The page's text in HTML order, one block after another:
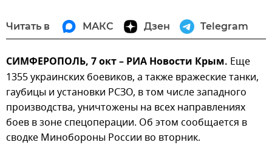
Читать в МАКС Дзен Telegram
СИМФЕРОПОЛЬ, 7 окт – РИА Новости Крым. Еще
1355 украинских боевиков, а также вражеские танки,
гаубицы и установки РСЗО, в том числе западного
производства, уничтожены на всех направлениях
боев в зоне спецоперации. Об этом сообщается в
сводке Минобороны России во вторник.